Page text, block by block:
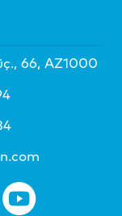
66, AZ1000